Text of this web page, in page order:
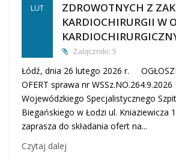
LUT
ZDROWOTNYCH Z
KARDIOCHIRURGII W
Załączniki: 5
Łódź, dnia 26 lutego 2026 r.
OFERT sprawa nr
Wojewódzkiego Specjalistycznego
Biegańskiego w Łodzi ul. Kniaziewicza
zaprasza do składania ofert na...
Czytaj dalej